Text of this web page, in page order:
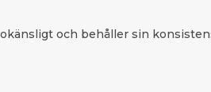
och behåller sin